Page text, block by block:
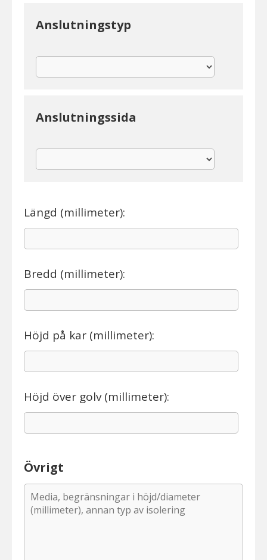
Anslutningstyp
Anslutningssida
Längd (millimeter):
Bredd (millimeter):
Höjd på kar (millimeter):
Höjd över golv (millimeter):
Övrigt